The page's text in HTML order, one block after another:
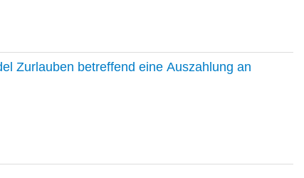
Zurlauben betreffend eine Auszahlung an